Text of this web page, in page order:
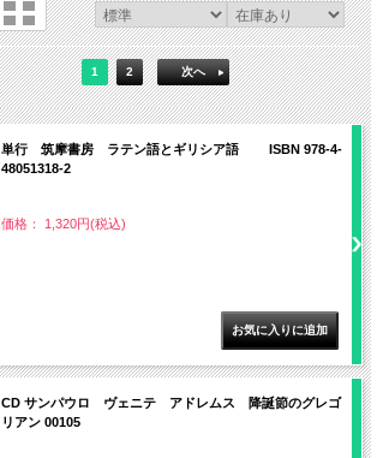
1 2 次へ
単行 筑摩書房 ラテン語とギリシア語 ISBN 978-4-
48051318-2
価格： 1,320円(税込)
CD サンパウロ ヴェニテ アドレムス 降誕節のグレゴ
リアン 00105